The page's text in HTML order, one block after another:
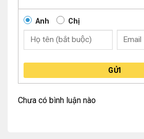
Anh Chị
GỬI
Chưa có bình luận nào